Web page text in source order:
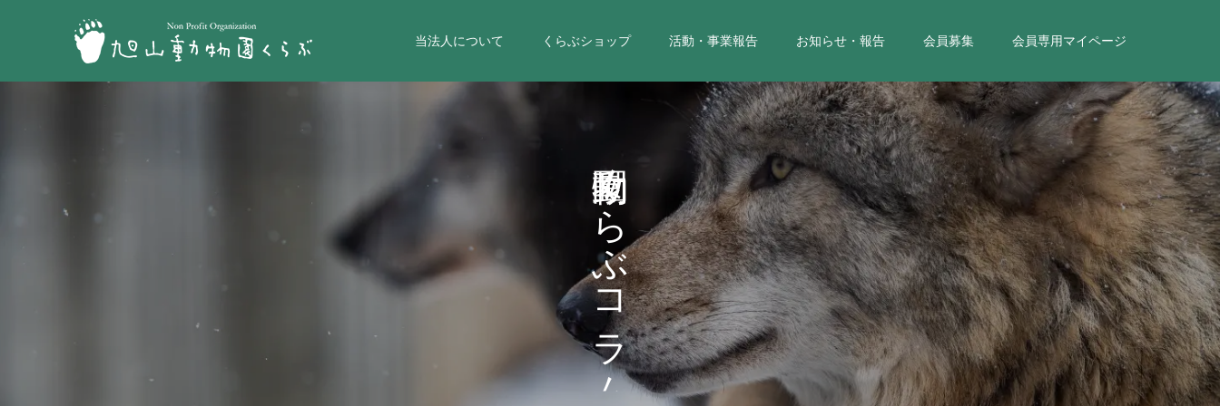
当法人について くらぶショップ 活動・事業報告 お知らせ・報告 会員募集 会員専用マイページ
く
ら
ぶ
コ
ラ
ム